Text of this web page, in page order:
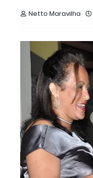
Netto Maravilha